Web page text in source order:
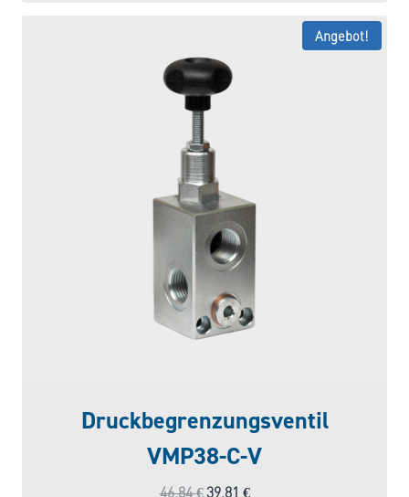
Angebot!
Druckbegrenzungsventil
VMP38-C-V
46,84€Ursprünglicher
39,81 €Aktueller